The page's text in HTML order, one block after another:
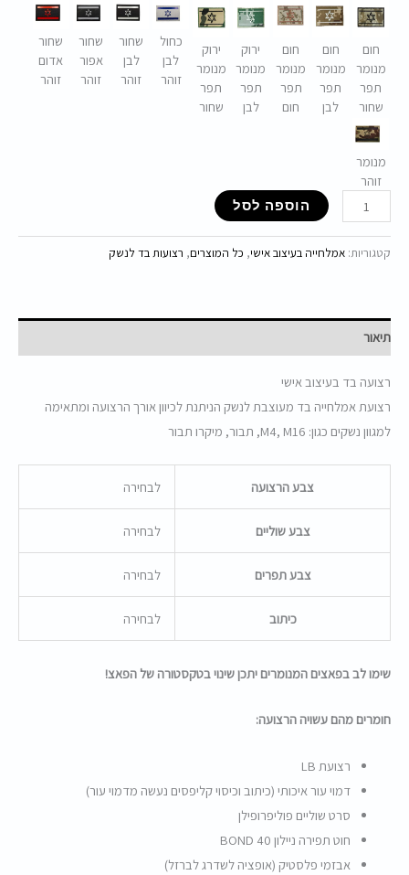
חום
מנומר
תפר
שחור
חום
מנומר
תפר
לבן
חום
מנומר
תפר
חום
ירוק
מנומר
תפר
לבן
ירוק
מנומר
תפר
שחור
כחול
לבן
זוהר
שחור
לבן
זוהר
שחור
אפור
זוהר
שחור
אדום
זוהר
מנומר
זוהר
הוספה לסל
קטגוריות: אמלחייה בעיצוב אישי, כל המוצרים, רצועות בד לנשק
תיאור
רצועה בד בעיצוב אישי
רצועת אמלחייה בד מעוצבת לנשק הניתנת לכיוון אורך הרצועה ומתאימה
למגוון נשקים כגון: M4, M16, תבור, מיקרו תבור
צבע הרצועה לבחירה
צבע שוליים לבחירה
צבע תפרים לבחירה
כיתוב לבחירה
שימו לב בפאצים המנומרים יתכן שינוי בטקסטורה של הפאצ!
חומרים מהם עשויה הרצועה:
רצועת LB
דמוי עור איכותי (כיתוב וכיסוי קליפסים נעשה מדמוי עור)
סרט שוליים פוליפרופילן
חוט תפירה ניילון BOND 40
אבזמי פלסטיק (אופציה לשדרג לברזל)